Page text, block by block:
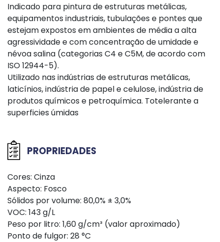
Indicado para pintura de estruturas metálicas,
equipamentos industriais, tubulações e pontes que
estejam expostos em ambientes de média a alta
agressividade e com concentração de umidade e
névoa salina (categorias C4 e C5M, de acordo com
ISO 12944-5).
Utilizado nas indústrias de estruturas metálicas,
laticínios, indústria de papel e celulose, indústria de
produtos químicos e petroquímica. Totelerante a
superficies úmidas
PROPRIEDADES
Cores: Cinza
Aspecto: Fosco
Sólidos por volume: 80,0% ± 3,0%
VOC: 143 g/L
Peso por litro: 1,60 g/cm³ (valor aproximado)
Ponto de fulgor: 28 °C